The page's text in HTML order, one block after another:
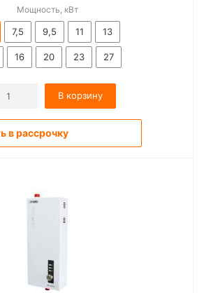
Мощность, кВт
7,5 9,5 11 13
16 20 23 27
В корзину
в рассрочку